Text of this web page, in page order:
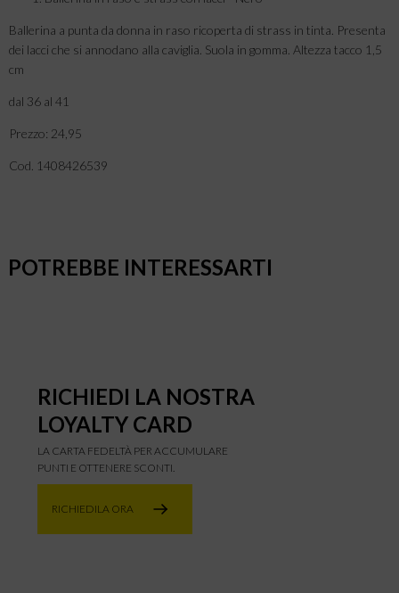
Ballerina a punta da donna in raso ricoperta di strass in tinta. Presenta
dei lacci che si annodano alla caviglia. Suola in gomma. Altezza tacco 1,5
cm
dal 36 al 41
Prezzo: 24,95
Cod. 1408426539
POTREBBE INTERESSARTI
RICHIEDI LA NOSTRA
LOYALTY CARD
LA CARTA FEDELTÀ PER ACCUMULARE
PUNTI E OTTENERE SCONTI.
RICHIEDILA ORA